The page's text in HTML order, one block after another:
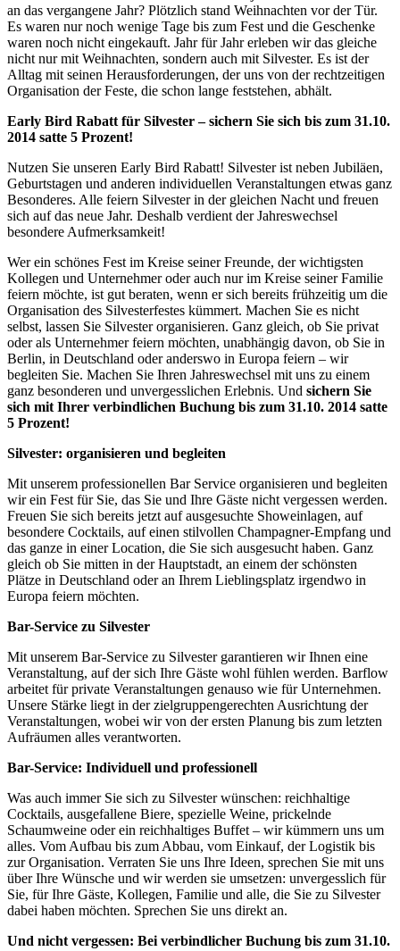
an das vergangene Jahr? Plötzlich stand Weihnachten vor der Tür.
Es waren nur noch wenige Tage bis zum Fest und die Geschenke
waren noch nicht eingekauft. Jahr für Jahr erleben wir das gleiche
nicht nur mit Weihnachten, sondern auch mit Silvester. Es ist der
Alltag mit seinen Herausforderungen, der uns von der rechtzeitigen
Organisation der Feste, die schon lange feststehen, abhält.
Early Bird Rabatt für Silvester – sichern Sie sich bis zum 31.10.
2014 satte 5 Prozent!
Nutzen Sie unseren Early Bird Rabatt! Silvester ist neben Jubiläen,
Geburtstagen und anderen individuellen Veranstaltungen etwas ganz
Besonderes. Alle feiern Silvester in der gleichen Nacht und freuen
sich auf das neue Jahr. Deshalb verdient der Jahreswechsel
besondere Aufmerksamkeit!
Wer ein schönes Fest im Kreise seiner Freunde, der wichtigsten
Kollegen und Unternehmer oder auch nur im Kreise seiner Familie
feiern möchte, ist gut beraten, wenn er sich bereits frühzeitig um die
Organisation des Silvesterfestes kümmert. Machen Sie es nicht
selbst, lassen Sie Silvester organisieren. Ganz gleich, ob Sie privat
oder als Unternehmer feiern möchten, unabhängig davon, ob Sie in
Berlin, in Deutschland oder anderswo in Europa feiern – wir
begleiten Sie. Machen Sie Ihren Jahreswechsel mit uns zu einem
ganz besonderen und unvergesslichen Erlebnis. Und sichern Sie
sich mit Ihrer verbindlichen Buchung bis zum 31.10. 2014 satte
5 Prozent!
Silvester: organisieren und begleiten
Mit unserem professionellen Bar Service organisieren und begleiten
wir ein Fest für Sie, das Sie und Ihre Gäste nicht vergessen werden.
Freuen Sie sich bereits jetzt auf ausgesuchte Showeinlagen, auf
besondere Cocktails, auf einen stilvollen Champagner-Empfang und
das ganze in einer Location, die Sie sich ausgesucht haben. Ganz
gleich ob Sie mitten in der Hauptstadt, an einem der schönsten
Plätze in Deutschland oder an Ihrem Lieblingsplatz irgendwo in
Europa feiern möchten.
Bar-Service zu Silvester
Mit unserem Bar-Service zu Silvester garantieren wir Ihnen eine
Veranstaltung, auf der sich Ihre Gäste wohl fühlen werden. Barflow
arbeitet für private Veranstaltungen genauso wie für Unternehmen.
Unsere Stärke liegt in der zielgruppengerechten Ausrichtung der
Veranstaltungen, wobei wir von der ersten Planung bis zum letzten
Aufräumen alles verantworten.
Bar-Service: Individuell und professionell
Was auch immer Sie sich zu Silvester wünschen: reichhaltige
Cocktails, ausgefallene Biere, spezielle Weine, prickelnde
Schaumweine oder ein reichhaltiges Buffet – wir kümmern uns um
alles. Vom Aufbau bis zum Abbau, vom Einkauf, der Logistik bis
zur Organisation. Verraten Sie uns Ihre Ideen, sprechen Sie mit uns
über Ihre Wünsche und wir werden sie umsetzen: unvergesslich für
Sie, für Ihre Gäste, Kollegen, Familie und alle, die Sie zu Silvester
dabei haben möchten. Sprechen Sie uns direkt an.
Und nicht vergessen: Bei verbindlicher Buchung bis zum 31.10.